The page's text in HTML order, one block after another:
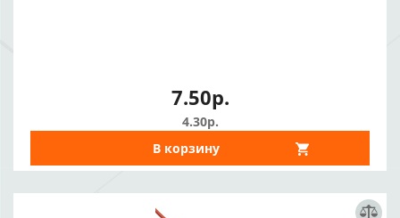
7.50р.
4.30р.
В корзину